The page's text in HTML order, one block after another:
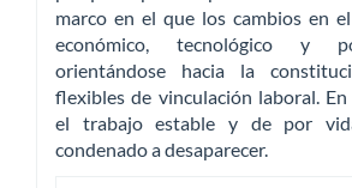
marco en el que los cambios en
económico, tecnológico y
orientándose hacia la
flexibles de vinculación laboral.
el trabajo estable y de por
condenado a desaparecer.